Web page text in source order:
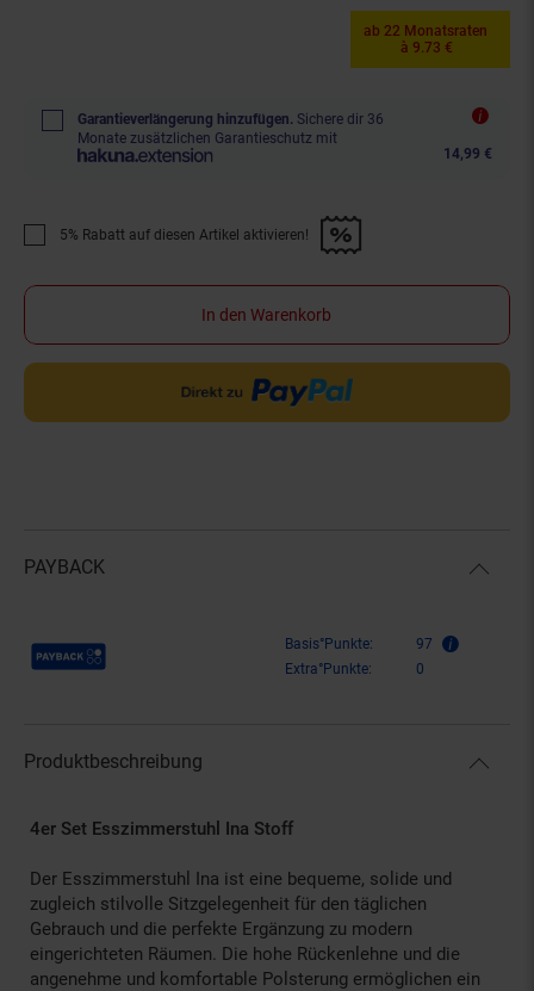
ab 22 Monatsraten
à 9.73 €
Garantieverlängerung hinzufügen. Sichere dir 36
Monate zusätzlichen Garantieschutz mit
14,99 €
Promotion "5% Rabatt auf diesen Artikel aktivieren!" anwenden
5% Rabatt auf diesen Artikel aktivieren!
In den Warenkorb
PAYBACK
Payback Punkte Basis°Punkte:
97
Extra°Punkte:
0
Produktbeschreibung
4er Set Esszimmerstuhl Ina Stoff
Der Esszimmerstuhl Ina ist eine bequeme, solide und
zugleich stilvolle Sitzgelegenheit für den täglichen
Gebrauch und die perfekte Ergänzung zu modern
eingerichteten Räumen. Die hohe Rückenlehne und die
angenehme und komfortable Polsterung ermöglichen ein